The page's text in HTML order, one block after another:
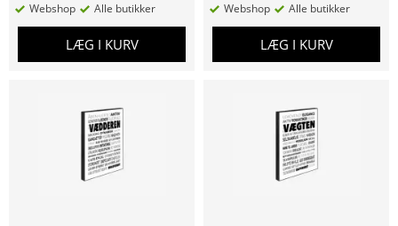
Webshop Alle butikker
LÆG I KURV
Webshop Alle butikker
LÆG I KURV